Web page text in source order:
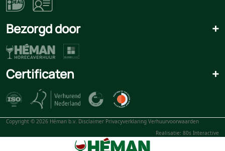
Bezorgd door +
Certificaten +
Copyright © 2026 Héman b.v. Disclaimer Privacyverklaring Verhuurvoorwaarden
Realisatie: 80s Interactive